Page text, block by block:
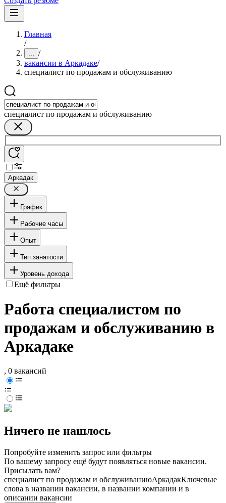
Главная
/
... /
вакансии в Аркадаке/
специалист по продажам и обслуживанию
специалист по продажам и обслуживанию
Аркадак
График
Рабочие часы
Опыт
Тип занятости
Уровень дохода
Ещё фильтры
Работа специалистом по
продажам и обслуживанию в
Аркадаке
, 0 вакансий
Ничего не нашлось
Попробуйте изменить запрос или фильтры
По вашему запросу ещё будут появляться новые вакансии.
Присылать вам?
специалист по продажам и обслуживаниюАркадакКлючевые
слова в названии вакансии, в названии компании и в
описании вакансии